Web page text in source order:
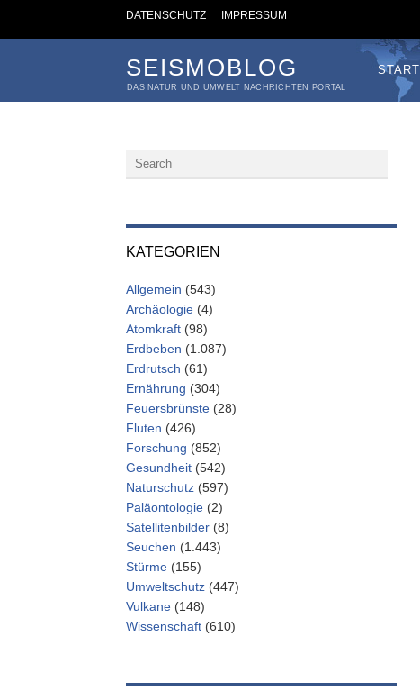
DATENSCHUTZ IMPRESSUM
SEISMOBLOG
DAS NATUR UND UMWELT NACHRICHTEN PORTAL
START
KATEGORIEN
Allgemein (543)
Archäologie (4)
Atomkraft (98)
Erdbeben (1.087)
Erdrutsch (61)
Ernährung (304)
Feuersbrünste (28)
Fluten (426)
Forschung (852)
Gesundheit (542)
Naturschutz (597)
Paläontologie (2)
Satellitenbilder (8)
Seuchen (1.443)
Stürme (155)
Umweltschutz (447)
Vulkane (148)
Wissenschaft (610)